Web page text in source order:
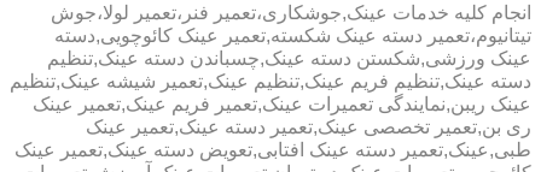
انجام کلیه خدمات عینک,جوشکاری،تعمیر فنر،تعمیر لولا،جوش
تیتانیوم،تعمیر دسته عینک شکسته,تعمیر عینک کائوچویی,دسته
عینک ورزشی,شکستن دسته عینک,چسباندن دسته عینک,تنظیم
دسته عینک,تنظیم فریم عینک,تنظیم عینک,تعمیر شیشه عینک,تنظیم
عینک ریبن,نمایندگی تعمیرات عینک,تعمیر فریم عینک,تعمیر عینک
ری بن,تعمیر تخصصی عینک,تعمیر دسته عینک,تعمیر عینک
طبی,عینک,تعمیر دسته عینک افتابی,تعویض دسته عینک,تعمیر عینک